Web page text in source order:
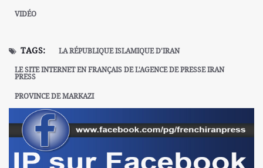
VIDÉO
TAGS:
LA RÉPUBLIQUE ISLAMIQUE D'IRAN
LE SITE INTERNET EN FRANÇAIS DE L'AGENCE DE PRESSE IRAN
PRESS
PROVINCE DE MARKAZI